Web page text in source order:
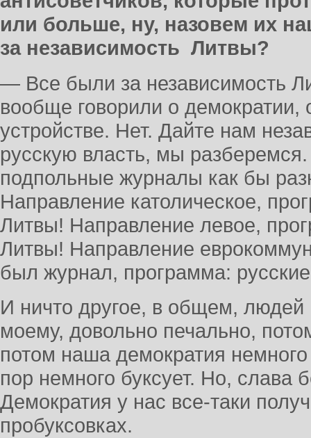
или больше, ну, назовем их
за независимость Литвы?
— Все были за независимость
вообще говорили о демократии,
устройстве. Нет. Дайте нам
русскую власть, мы
подпольные журналы как бы
Направление католическое,
Литвы! Направление левое,
Литвы! Направление
был журнал, программа:
И ничто другое, в общем, людей
моему, довольно печально,
потом наша демократия
пор немного буксует. Но, слава
Демократия у нас все-таки
пробуксовках.